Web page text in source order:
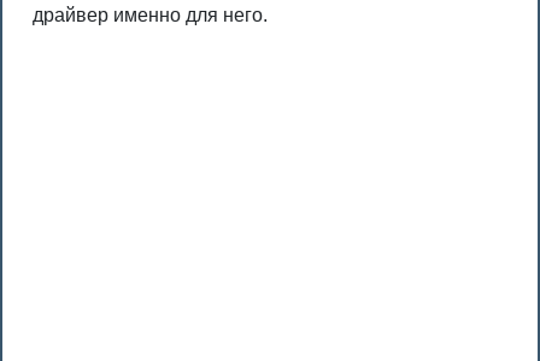
драйвер именно для него.